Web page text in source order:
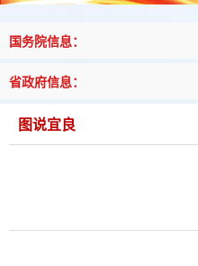
国务院信息：
省政府信息：
图说宜良